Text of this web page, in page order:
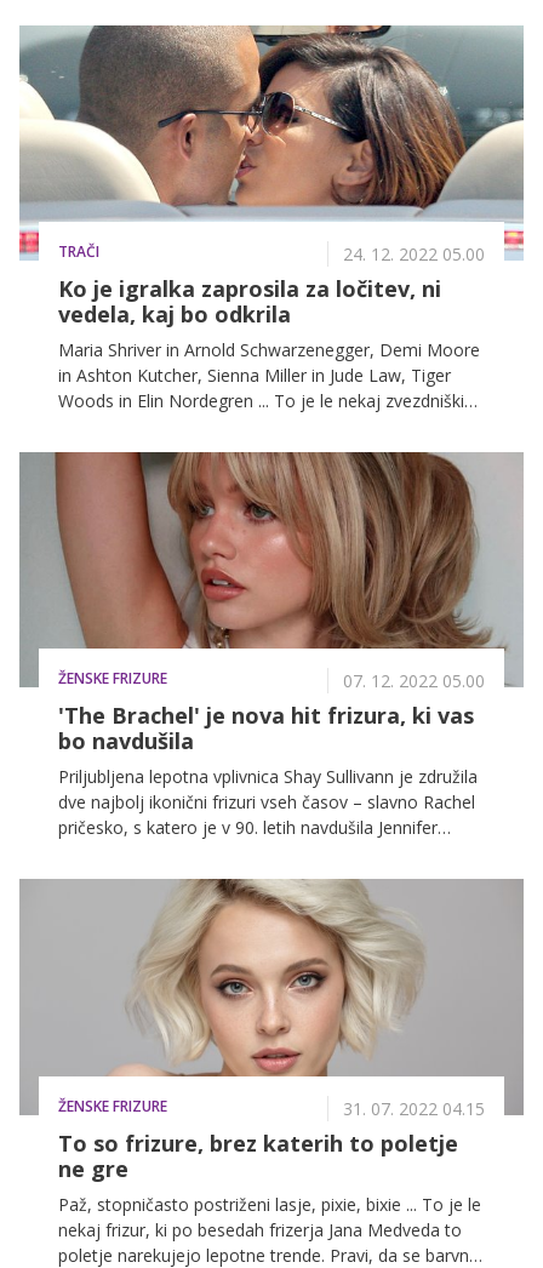
poskrbela za eno izmed najbolj odmevnih ločitev,
potem ko se je razvedelo, da je slavni golfist svojo
lepo ženo v času njunega zakona preveral s številnimi
ženskami.
TRAČI 24. 12. 2022 05.00
Ko je igralka zaprosila za ločitev, ni
vedela, kaj bo odkrila
Maria Shriver in Arnold Schwarzenegger, Demi Moore
in Ashton Kutcher, Sienna Miller in Jude Law, Tiger
Woods in Elin Nordegren ... To je le nekaj zvezdniških
škandale, ki jim je bila skupna ena stvar – varanje.
ŽENSKE FRIZURE 07. 12. 2022 05.00
'The Brachel' je nova hit frizura, ki vas
bo navdušila
Priljubljena lepotna vplivnica Shay Sullivann je združila
dve najbolj ikonični frizuri vseh časov – slavno Rachel
pričesko, s katero je v 90. letih navdušila Jennifer
60. let prejšnjega stoletja. Rezultat je frizura 'The
Brachel', ki je navdušila ženske pripadnice po vsem
ŽENSKE FRIZURE 31. 07. 2022 04.15
To so frizure, brez katerih to poletje
ne gre
Paž, stopničasto postriženi lasje, pixie, bixie ... To je le
nekaj frizur, ki po besedah frizerja Jana Medveda to
poletje narekujejo lepotne trende. Pravi, da se barvno